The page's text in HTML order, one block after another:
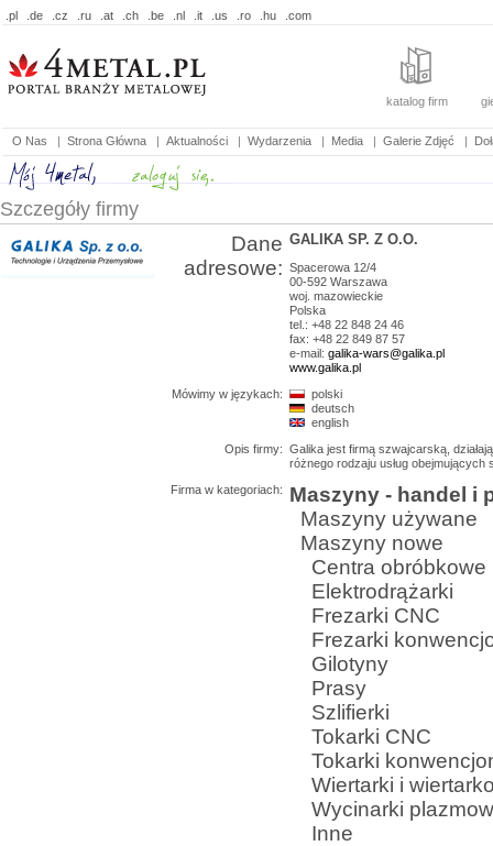
.pl .de .cz .ru .at .ch .be .nl .it .us .ro .hu .com
katalog firm
O Nas | Strona Główna | Aktualności | Wydarzenia | Media | Galerie Zdjęć |
Szczegóły firmy
Dane
adresowe:
GALIKA SP. Z O.O.
Spacerowa 12/4
00-592 Warszawa
woj. mazowieckie
Polska
tel.: +48 22 848 24 46
fax: +48 22 849 87 57
e-mail: galika-wars@galika.pl
www.galika.pl
Mówimy w językach:
polski
deutsch
english
Opis firmy: Galika jest firmą szwajcarską,
różnego rodzaju usług
Firma w kategoriach:
Maszyny - handel i
Maszyny używane
Maszyny nowe
Centra obróbkowe
Elektrodrążarki
Frezarki CNC
Frezarki
Gilotyny
Prasy
Szlifierki
Tokarki CNC
Tokarki
Wiertarki i
Wycinarki
Inne